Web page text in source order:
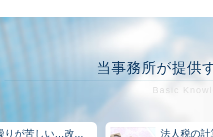
当事務所が提供
りが苦しい…改... 法人税の